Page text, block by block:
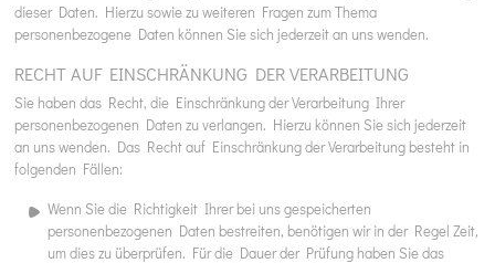
dieser Daten. Hierzu sowie zu weiteren Fragen zum Thema
personenbezogene Daten können Sie sich jederzeit an uns wenden.
RECHT AUF EINSCHRÄNKUNG DER VERARBEITUNG
Sie haben das Recht, die Einschränkung der Verarbeitung Ihrer
personenbezogenen Daten zu verlangen. Hierzu können Sie sich jederzeit
an uns wenden. Das Recht auf Einschränkung der Verarbeitung besteht in
folgenden Fällen:
Wenn Sie die Richtigkeit Ihrer bei uns gespeicherten
personenbezogenen Daten bestreiten, benötigen wir in der Regel Zeit,
um dies zu überprüfen. Für die Dauer der Prüfung haben Sie das